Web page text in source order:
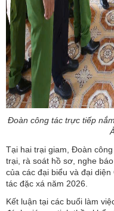
Đoàn công tác trực tiếp
Tại hai trại giam, Đoàn
trại, rà soát hồ sơ, nghe
của các đại biểu và đại
tác đặc xá năm 2026.
Kết luận tại các buổi làm